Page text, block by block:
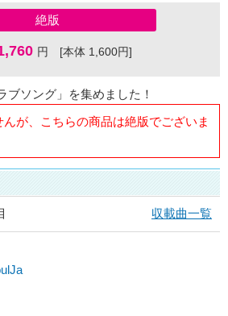
絶版
円 [本体 1,600円]
ブソング」を集めました！
が、こちらの商品は絶版でございま
収載曲一覧